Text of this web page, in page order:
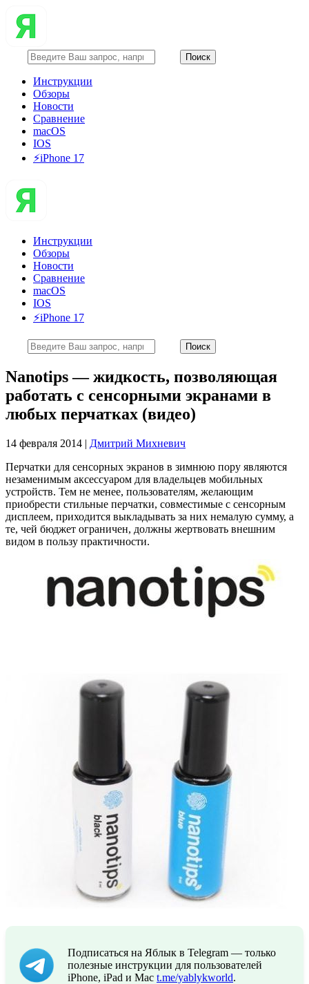
Инструкции
Обзоры
Новости
Сравнение
macOS
IOS
⚡️iPhone 17
Инструкции
Обзоры
Новости
Сравнение
macOS
IOS
⚡️iPhone 17
Nanotips — жидкость, позволяющая
работать с сенсорными экранами в
любых перчатках (видео)
14 февраля 2014 | Дмитрий Михневич
Перчатки для сенсорных экранов в зимнюю пору являются
незаменимым аксессуаром для владельцев мобильных
устройств. Тем не менее, пользователям, желающим
приобрести стильные перчатки, совместимые с сенсорным
дисплеем, приходится выкладывать за них немалую сумму, а
те, чей бюджет ограничен, должны жертвовать внешним
видом в пользу практичности.
Подписаться на Яблык в Telegram — только
полезные инструкции для пользователей
iPhone, iPad и Mac t.me/yablykworld.